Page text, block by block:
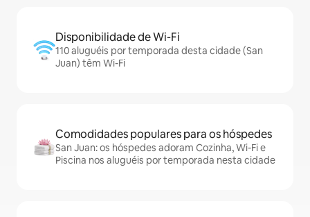
Disponibilidade de Wi-Fi
110 aluguéis por temporada desta cidade (San
Juan) têm Wi-Fi
Comodidades populares para os hóspedes
San Juan: os hóspedes adoram Cozinha, Wi-Fi e
Piscina nos aluguéis por temporada nesta cidade